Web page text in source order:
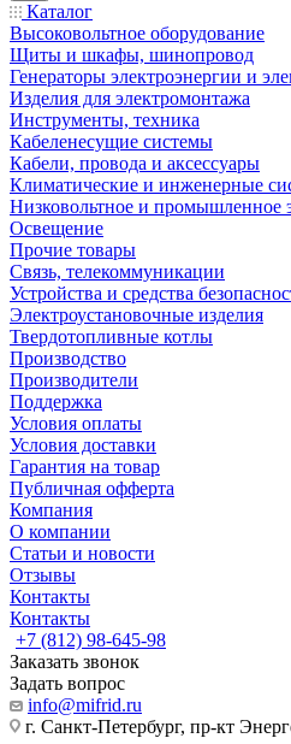
Каталог
Высоковольтное оборудование
Щиты и шкафы, шинопровод
Генераторы электроэнергии и
Изделия для электромонтажа
Инструменты, техника
Кабеленесущие системы
Кабели, провода и аксессуары
Климатические и инженерные
Низковольтное и промышленное
Освещение
Прочие товары
Связь, телекоммуникации
Устройства и средства
Электроустановочные изделия
Твердотопливные котлы
Производство
Производители
Поддержка
Условия оплаты
Условия доставки
Гарантия на товар
Публичная офферта
Компания
О компании
Статьи и новости
Отзывы
Контакты
Контакты
+7 (812) 98-645-98
Заказать звонок
Задать вопрос
info@mifrid.ru
г. Санкт-Петербург, пр-кт